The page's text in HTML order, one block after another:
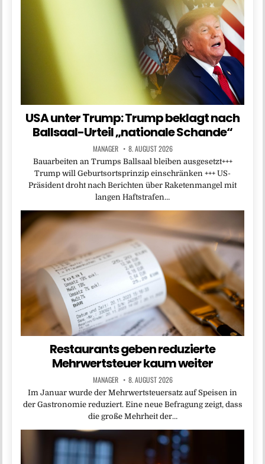
USA unter Trump: Trump beklagt nach
Ballsaal-Urteil „nationale Schande“
MANAGER 8. AUGUST 2026
Bauarbeiten an Trumps Ballsaal bleiben ausgesetzt+++
Trump will Geburtsortsprinzip einschränken +++ US-
Präsident droht nach Berichten über Raketenmangel mit
langen Haftstrafen…
Restaurants geben reduzierte
Mehrwertsteuer kaum weiter
MANAGER 8. AUGUST 2026
Im Januar wurde der Mehrwertsteuersatz auf Speisen in
der Gastronomie reduziert. Eine neue Befragung zeigt, dass
die große Mehrheit der…